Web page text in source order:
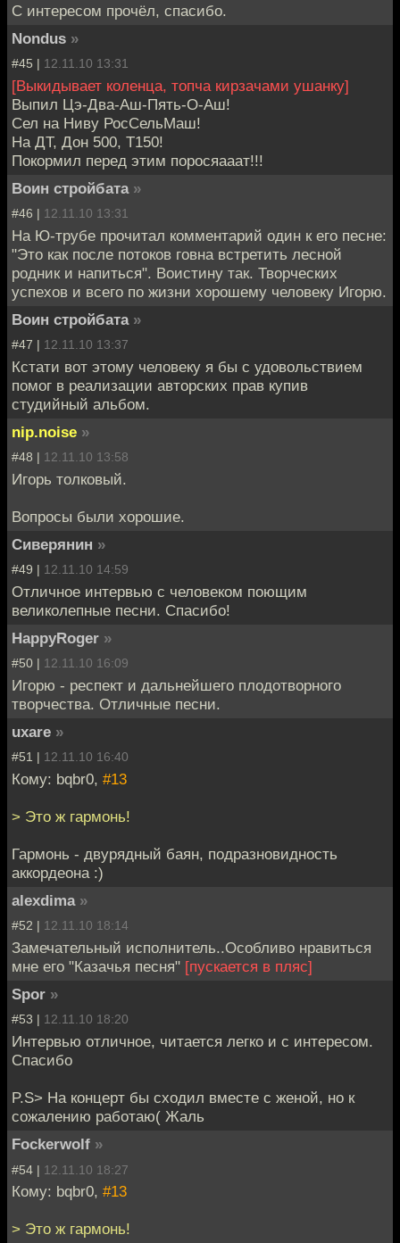
С интересом прочёл, спасибо.
Nondus »
#45 | 12.11.10 13:31
[Выкидывает коленца, топча кирзачами ушанку]
Выпил Цэ-Два-Аш-Пять-О-Аш!
Сел на Ниву РосСельМаш!
На ДТ, Дон 500, Т150!
Покормил перед этим поросяааат!!!
Воин стройбата »
#46 | 12.11.10 13:31
На Ю-трубе прочитал комментарий один к его песне:
"Это как после потоков говна встретить лесной
родник и напиться". Воистину так. Творческих
успехов и всего по жизни хорошему человеку Игорю.
Воин стройбата »
#47 | 12.11.10 13:37
Кстати вот этому человеку я бы с удовольствием
помог в реализации авторских прав купив
студийный альбом.
nip.noise »
#48 | 12.11.10 13:58
Игорь толковый.
Вопросы были хорошие.
Сиверянин »
#49 | 12.11.10 14:59
Отличное интервью с человеком поющим
великолепные песни. Спасибо!
HappyRoger »
#50 | 12.11.10 16:09
Игорю - респект и дальнейшего плодотворного
творчества. Отличные песни.
uxare »
#51 | 12.11.10 16:40
Кому: bqbr0, #13
> Это ж гармонь!
Гармонь - двурядный баян, подразновидность
аккордеона :)
alexdima »
#52 | 12.11.10 18:14
Замечательный исполнитель..Особливо нравиться
мне его "Казачья песня" [пускается в пляс]
Spor »
#53 | 12.11.10 18:20
Интервью отличное, читается легко и с интересом.
Спасибо
P.S> На концерт бы сходил вместе с женой, но к
сожалению работаю( Жаль
Fockerwolf »
#54 | 12.11.10 18:27
Кому: bqbr0, #13
> Это ж гармонь!